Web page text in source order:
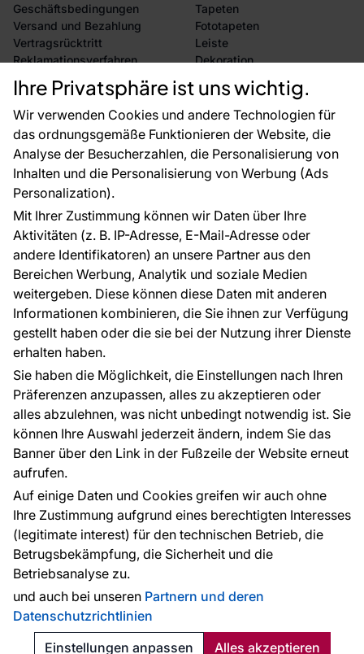
Ihre Privatsphäre ist uns wichtig.
Wir verwenden Cookies und andere Technologien für
das ordnungsgemäße Funktionieren der Website, die
Analyse der Besucherzahlen, die Personalisierung von
Inhalten und die Personalisierung von Werbung (Ads
Personalization).
Mit Ihrer Zustimmung können wir Daten über Ihre
Aktivitäten (z. B. IP-Adresse, E-Mail-Adresse oder
andere Identifikatoren) an unsere Partner aus den
Bereichen Werbung, Analytik und soziale Medien
weitergeben. Diese können diese Daten mit anderen
Informationen kombinieren, die Sie ihnen zur Verfügung
gestellt haben oder die sie bei der Nutzung ihrer Dienste
erhalten haben.
Sie haben die Möglichkeit, die Einstellungen nach Ihren
Präferenzen anzupassen, alles zu akzeptieren oder
alles abzulehnen, was nicht unbedingt notwendig ist. Sie
können Ihre Auswahl jederzeit ändern, indem Sie das
Banner über den Link in der Fußzeile der Website erneut
aufrufen.
Auf einige Daten und Cookies greifen wir auch ohne
Ihre Zustimmung aufgrund eines berechtigten Interesses
(legitimate interest) für den technischen Betrieb, die
Betrugsbekämpfung, die Sicherheit und die
Betriebsanalyse zu.
und auch bei unseren Partnern und deren
Datenschutzrichtlinien
Einstellungen anpassen
Alles akzeptieren
Geschäftsbedingungen
Versand und Bezahlung
Vertragsrücktritt
Reklamationsverfahren
Rücksendung von Waren
CE-Zertifizierung
Großhandel
Raumvisualisierung
Tapeten
Fototapeten
Leiste
Dekoration
Selbstklebende Folien
Zubehör
Tapetenmuster
FÜR SIE
Blog
EU-Projekte
Ratschläge und Tipps
FAQ
ÜBER DAS UNTERNEHMEN
Kontakt
Haben Sie Fragen? Wir helfen Ihnen gerne weiter
und beraten Sie persönlich.
+49 781 95633072
service@tapeteneshop.de
Zahlungsarten:
Die Zahlungen werden geleistet von:
© 2010 - 2026 Tapeteneshop
Created:
Reklalink s.r.o.
Schutz personenbezogener Daten